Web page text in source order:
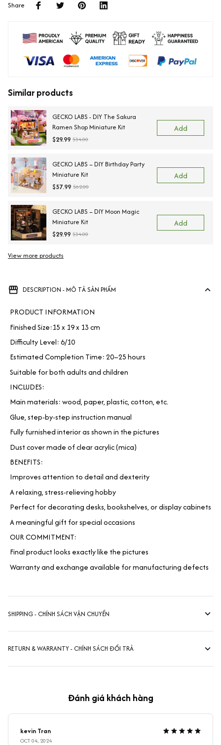
Share
Similar products
GECKO LABS - DIY The Sakura
Ramen Shop Miniature Kit
$29.99 $34.00
Add
GECKO LABS – DIY Birthday Party
Miniature Kit
$57.99 $62.00
Add
GECKO LABS – DIY Moon Magic
Miniature Kit
$29.99 $34.00
Add
View more products
DESCRIPTION - MÔ TẢ SẢN PHẨM
PRODUCT INFORMATION
Finished Size:15 x 19 x 13 cm
Difficulty Level: 6/10
Estimated Completion Time: 20–25 hours
Suitable for both adults and children
INCLUDES:
Main materials: wood, paper, plastic, cotton, etc.
Glue, step-by-step instruction manual
Fully furnished interior as shown in the pictures
Dust cover made of clear acrylic (mica)
BENEFITS:
Improves attention to detail and dexterity
A relaxing, stress-relieving hobby
Perfect for decorating desks, bookshelves, or display cabinets
A meaningful gift for special occasions
OUR COMMITMENT:
Final product looks exactly like the pictures
Warranty and exchange available for manufacturing defects
SHIPPING - CHÍNH SÁCH VẬN CHUYỂN
RETURN & WARRANTY - CHÍNH SÁCH ĐỔI TRẢ
Đánh giá khách hàng
kevin Tran
OCT 04, 2024